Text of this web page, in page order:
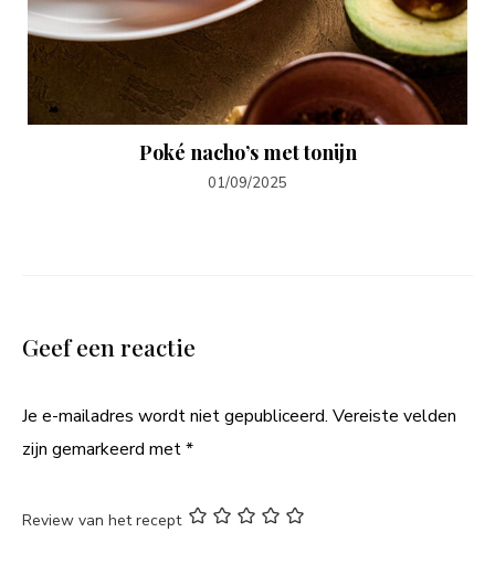
Poké nacho’s met tonijn
01/09/2025
Geef een reactie
Je e-mailadres wordt niet gepubliceerd. Vereiste velden
zijn gemarkeerd met*
Review van het recept